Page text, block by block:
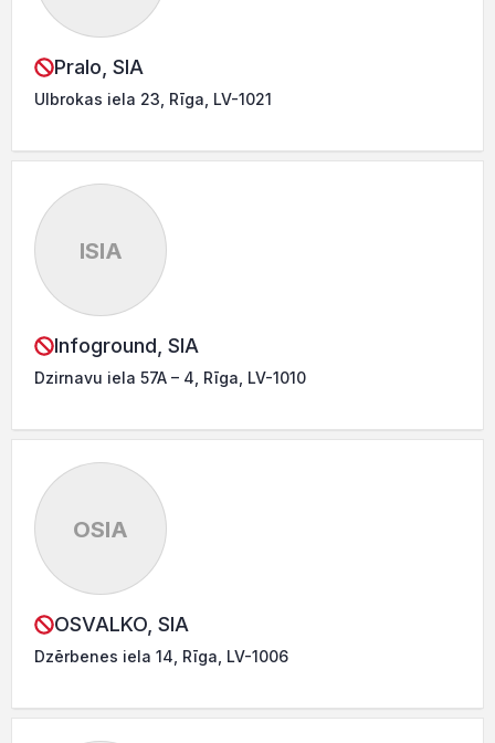
Pralo, SIA
Ulbrokas iela 23, Rīga, LV-1021
ISIA
Infoground, SIA
Dzirnavu iela 57A – 4, Rīga, LV-1010
OSIA
OSVALKO, SIA
Dzērbenes iela 14, Rīga, LV-1006